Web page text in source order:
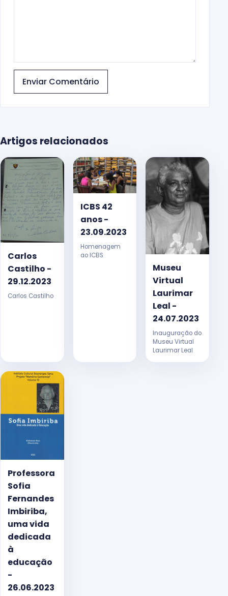
Enviar Comentário
Artigos relacionados
Carlos
Castilho -
29.12.2023
Carlos Castilho
ICBS 42
anos -
23.09.2023
Homenagem
ao ICBS
Museu
Virtual
Laurimar
Leal -
24.07.2023
Inauguração do
Museu Virtual
Laurimar Leal
Professora
Sofia
Fernandes
Imbiriba,
uma vida
dedicada
à
educação
-
26.06.2023